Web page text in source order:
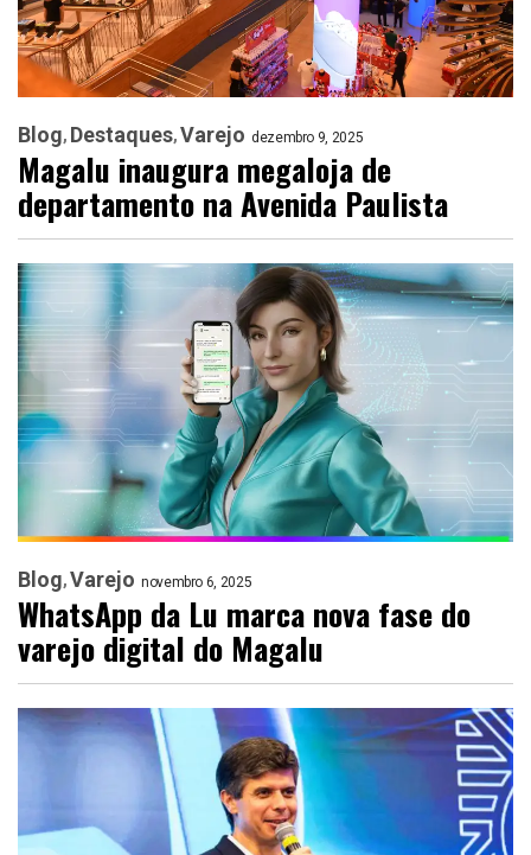
Blog Destaques Varejo dezembro 9, 2025
Magalu inaugura megaloja de
departamento na Avenida Paulista
Blog Varejo novembro 6, 2025
WhatsApp da Lu marca nova fase do
varejo digital do Magalu